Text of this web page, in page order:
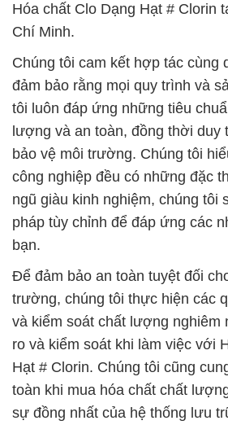
Hóa chất Clo Dạng Hạt # Clorin
Chí Minh.
Chúng tôi cam kết hợp tác cùng
đảm bảo rằng mọi quy trình và
tôi luôn đáp ứng những tiêu
lượng và an toàn, đồng thời duy
bảo vệ môi trường. Chúng tôi
công nghiệp đều có những đặc
ngũ giàu kinh nghiệm, chúng tôi
pháp tùy chỉnh để đáp ứng các
bạn.
Để đảm bảo an toàn tuyệt đối
trường, chúng tôi thực hiện các
và kiểm soát chất lượng nghiêm
ro và kiểm soát khi làm việc với
Hạt # Clorin. Chúng tôi cũng
toàn khi mua hóa chất chất
sự đồng nhất của hệ thống lưu